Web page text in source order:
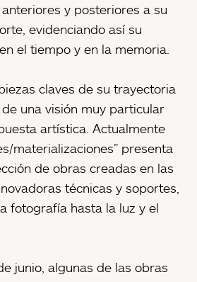
y posteriores a su
evidenciando así su
el tiempo y en la memoria.
claves de su trayectoria
una visión muy particular
artística. Actualmente
materializaciones” presenta
de obras creadas en las
técnicas y soportes,
fotografía hasta la luz y el
junio, algunas de las obras